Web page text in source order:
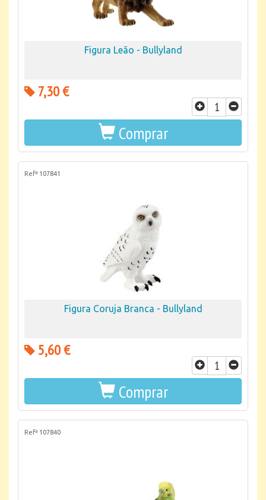
Figura Leão - Bullyland
7,30 €
Comprar
Refª 107841
Figura Coruja Branca - Bullyland
5,60 €
Comprar
Refª 107840